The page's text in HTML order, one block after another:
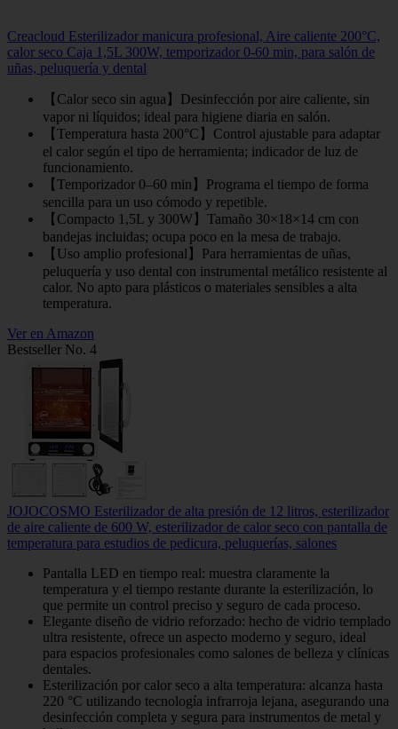
Creacloud Esterilizador manicura profesional, Aire caliente 200°C,
calor seco Caja 1,5L 300W, temporizador 0-60 min, para salón de
uñas, peluquería y dental
【Calor seco sin agua】Desinfección por aire caliente, sin
vapor ni líquidos; ideal para higiene diaria en salón.
【Temperatura hasta 200°C】Control ajustable para adaptar
el calor según el tipo de herramienta; indicador de luz de
funcionamiento.
【Temporizador 0–60 min】Programa el tiempo de forma
sencilla para un uso cómodo y repetible.
【Compacto 1,5L y 300W】Tamaño 30×18×14 cm con
bandejas incluidas; ocupa poco en la mesa de trabajo.
【Uso amplio profesional】Para herramientas de uñas,
peluquería y uso dental con instrumental metálico resistente al
calor. No apto para plásticos o materiales sensibles a alta
temperatura.
Ver en Amazon
Bestseller No. 4
JOJOCOSMO Esterilizador de alta presión de 12 litros, esterilizador
de aire caliente de 600 W, esterilizador de calor seco con pantalla de
temperatura para estudios de pedicura, peluquerías, salones
Pantalla LED en tiempo real: muestra claramente la
temperatura y el tiempo restante durante la esterilización, lo
que permite un control preciso y seguro de cada proceso.
Elegante diseño de vidrio reforzado: hecho de vidrio templado
ultra resistente, ofrece un aspecto moderno y seguro, ideal
para espacios profesionales como salones de belleza y clínicas
dentales.
Esterilización por calor seco a alta temperatura: alcanza hasta
220 °C utilizando tecnología infrarroja lejana, asegurando una
desinfección completa y segura para instrumentos de metal y